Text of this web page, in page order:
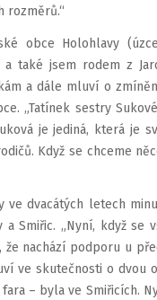
rozměrů.“
obce Holohlavy
a také jsem rodem z
a dále mluví o
„Tatínek sestry
je jediná, která je
Když se chceme
ve dvacátých letech
Smiřic. „Nyní, když se
že nachází podporu u
ve skutečnosti o dvou
– byla ve Smiřicích.